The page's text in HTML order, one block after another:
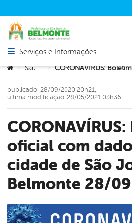
Abrir menu principal de navegação
Serviços e Informações
Você está aqui:
> Saúde >
CORONAVÍRUS: Boletim
oficial com
cidade de São
Belmonte 28/09
publicado: 28/09/2020 20h21,
última modificação: 28/05/2021 03h36